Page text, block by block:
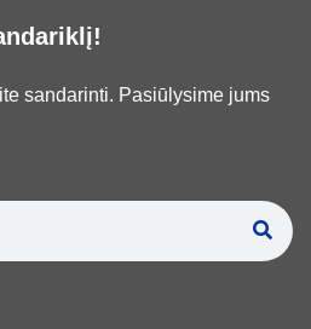
sandarinti. Pasiūlysime jums